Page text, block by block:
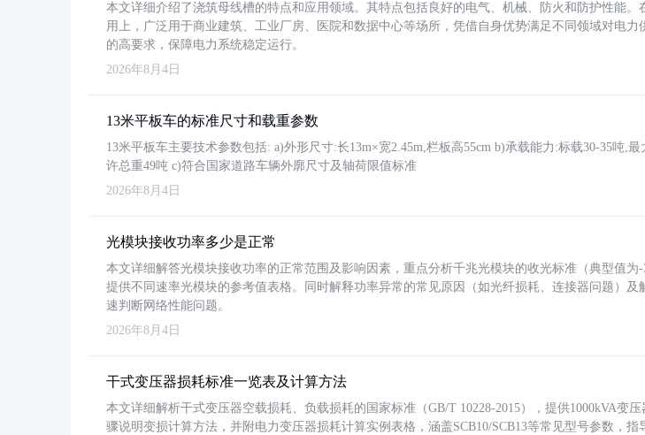
本文详细介绍了浇筑母线槽的特点和应用领域。其特点包括良好的电气、机械、防火和防护性能。
用上，广泛用于商业建筑、工业厂房、医院和数据中心等场所，凭借自身优势满足不同领域对电力
的高要求，保障电力系统稳定运行。
2026年8月4日
13米平板车的标准尺寸和载重参数
13米平板车主要技术参数包括: a)外形尺寸:长13m×宽2.45m,栏板高55cm b)承载能力:标载30-35吨,最
许总重49吨 c)符合国家道路车辆外廓尺寸及轴荷限值标准
2026年8月4日
光模块接收功率多少是正常
本文详细解答光模块接收功率的正常范围及影响因素，重点分析千兆光模块的收光标准（典型值为-
提供不同速率光模块的参考值表格。同时解释功率异常的常见原因（如光纤损耗、连接器问题）及
速判断网络性能问题。
2026年8月4日
干式变压器损耗标准一览表及计算方法
本文详细解析干式变压器空载损耗、负载损耗的国家标准（GB/T 10228-2015），提供1000kVA变
骤说明变损计算方法，并附电力变压器损耗计算实例表格，涵盖SCB10/SCB13等常见型号参数，指